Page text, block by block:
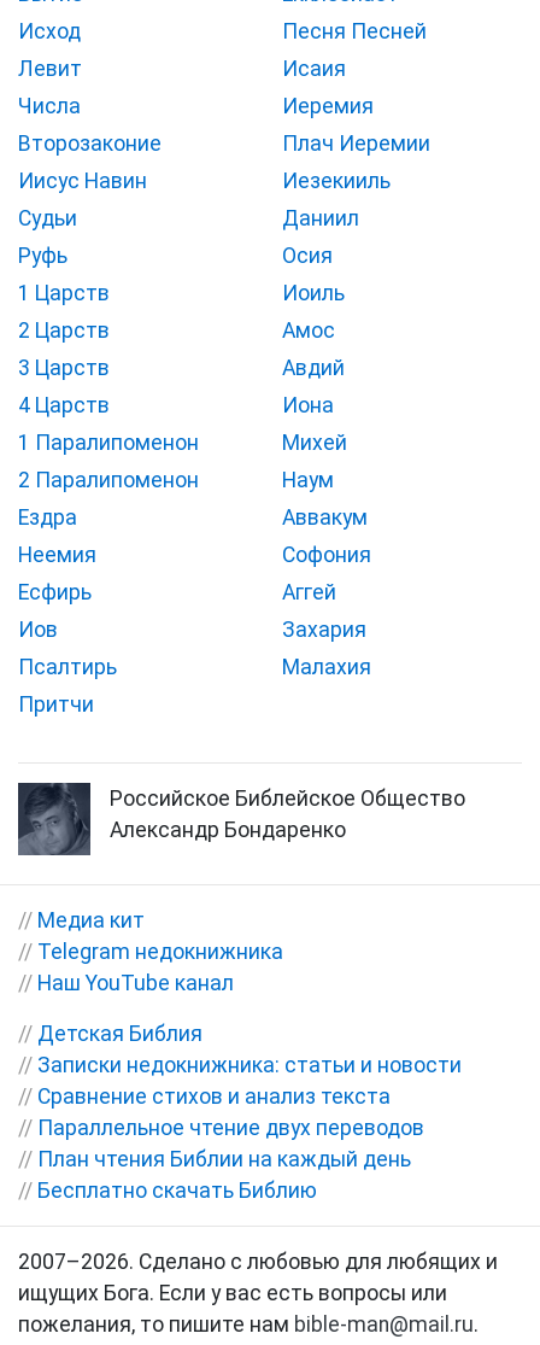
Исход
Левит
Числа
Второзаконие
Иисус Навин
Судьи
Руфь
1 Царств
2 Царств
3 Царств
4 Царств
1 Паралипоменон
2 Паралипоменон
Ездра
Неемия
Есфирь
Иов
Псалтирь
Притчи
Песня Песней
Исаия
Иеремия
Плач Иеремии
Иезекииль
Даниил
Осия
Иоиль
Амос
Авдий
Иона
Михей
Наум
Аввакум
Софония
Аггей
Захария
Малахия
Российское Библейское Общество
Александр Бондаренко
// Медиа кит
// Telegram недокнижника
// Наш YouTube канал
// Детская Библия
// Записки недокнижника: статьи и новости
// Сравнение стихов и анализ текста
// Параллельное чтение двух переводов
// План чтения Библии на каждый день
// Бесплатно скачать Библию
2007–2026. Сделано с любовью для любящих и
ищущих Бога. Если у вас есть вопросы или
пожелания, то пишите нам bible-man@mail.ru.